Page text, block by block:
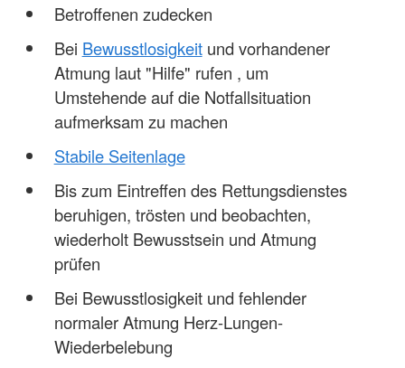
Betroffenen zudecken
Bei Bewusstlosigkeitund vorhandener
Atmung laut "Hilfe" rufen , um
Umstehende auf die Notfallsituation
aufmerksam zu machen
Stabile Seitenlage
Bis zum Eintreffen des Rettungsdienstes
beruhigen, trösten und beobachten,
wiederholt Bewusstsein und Atmung
prüfen
Bei Bewusstlosigkeit und fehlender
normaler Atmung Herz-Lungen-
Wiederbelebung